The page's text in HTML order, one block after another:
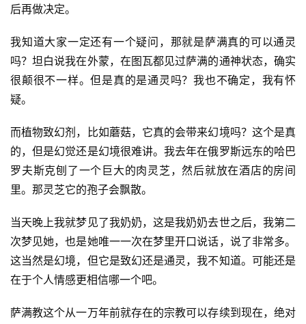
后再做决定。
我知道大家一定还有一个疑问，那就是萨满真的可以通灵
吗？坦白说我在外蒙，在图瓦都见过萨满的通神状态，确实
很颠很不一样。但是真的是通灵吗？我也不确定，我有怀
疑。
而植物致幻剂，比如蘑菇，它真的会带来幻境吗？这个是真
的，但是幻觉还是幻境很难讲。我去年在俄罗斯远东的哈巴
罗夫斯克刨了一个巨大的肉灵芝，然后就放在酒店的房间
里。那灵芝它的孢子会飘散。
当天晚上我就梦见了我奶奶，这是我奶奶去世之后，我第二
次梦见她，也是她唯一一次在梦里开口说话，说了非常多。
这当然是幻境，但它是致幻还是通灵，我不知道。可能还是
在于个人情感更相信哪一个吧。
萨满教这个从一万年前就存在的宗教可以存续到现在，绝对